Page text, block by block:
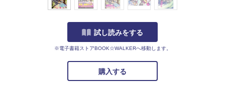
試し読みをする
※電子書籍ストアBOOK☆WALKERへ移動します。
購入する